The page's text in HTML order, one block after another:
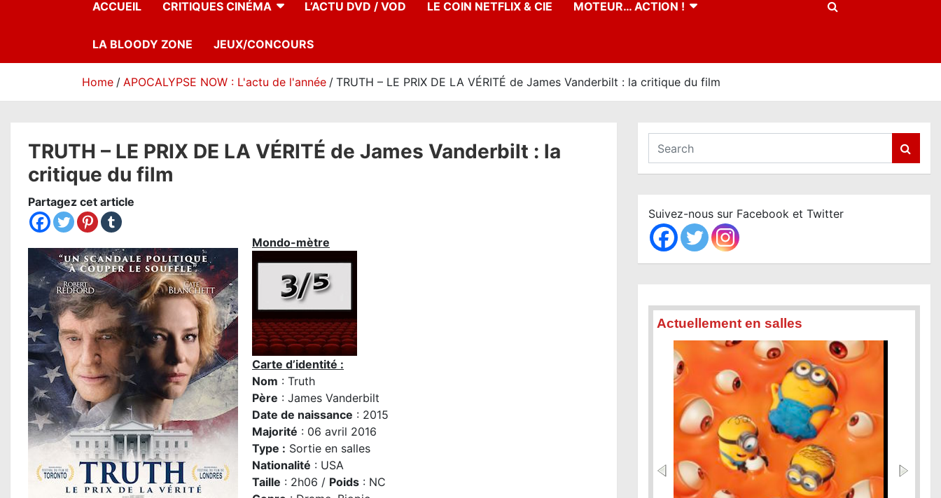
ACCUEIL CRITIQUES CINÉMA L’ACTU DVD / VOD LE COIN NETFLIX & CIE MOTEUR… ACTION !
LA BLOODY ZONE JEUX/CONCOURS
Home APOCALYPSE NOW : L'actu de l'année TRUTH – LE PRIX DE LA VÉRITÉ de James Vanderbilt : la critique du film
TRUTH – LE PRIX DE LA VÉRITÉ de James Vanderbilt : la
critique du film
Partagez cet article
Mondo-mètre
Carte d’identité :
Nom : Truth
Père : James Vanderbilt
Date de naissance : 2015
Majorité : 06 avril 2016
Type : Sortie en salles
Nationalité : USA
Taille : 2h06 / Poids : NC
a
c
h
Suivez-nous sur Facebook et Twitter
Actuellement en salles